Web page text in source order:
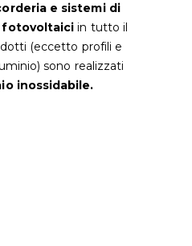
e sistemi di
fotovoltaici in tutto il
(eccetto profili e
sono realizzati
inossidabile.